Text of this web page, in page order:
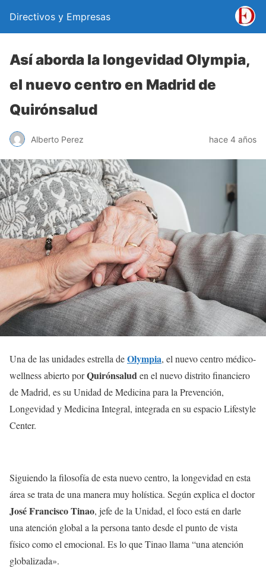
Directivos y Empresas
Así aborda la longevidad Olympia,
el nuevo centro en Madrid de
Quirónsalud
Alberto Perez hace 4 años
Una de las unidades estrella deOlympia, el nuevo centro médico-
wellness abierto porQuirónsaluden el nuevo distrito financiero
de Madrid, es su Unidad de Medicina para la Prevención,
Longevidad y Medicina Integral, integrada en su espacio Lifestyle
Center.
Siguiendo la filosofía de esta nuevo centro, la longevidad en esta
área se trata de una manera muy holística. Según explica el doctor
José Francisco Tinao, jefe de la Unidad, el foco está en darle
una atención global a la persona tanto desde el punto de vista
físico como el emocional. Es lo que Tinao llama “una atención
globalizada».